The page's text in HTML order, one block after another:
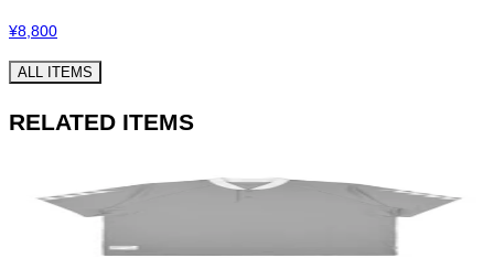
¥8,800
ALL ITEMS
RELATED ITEMS